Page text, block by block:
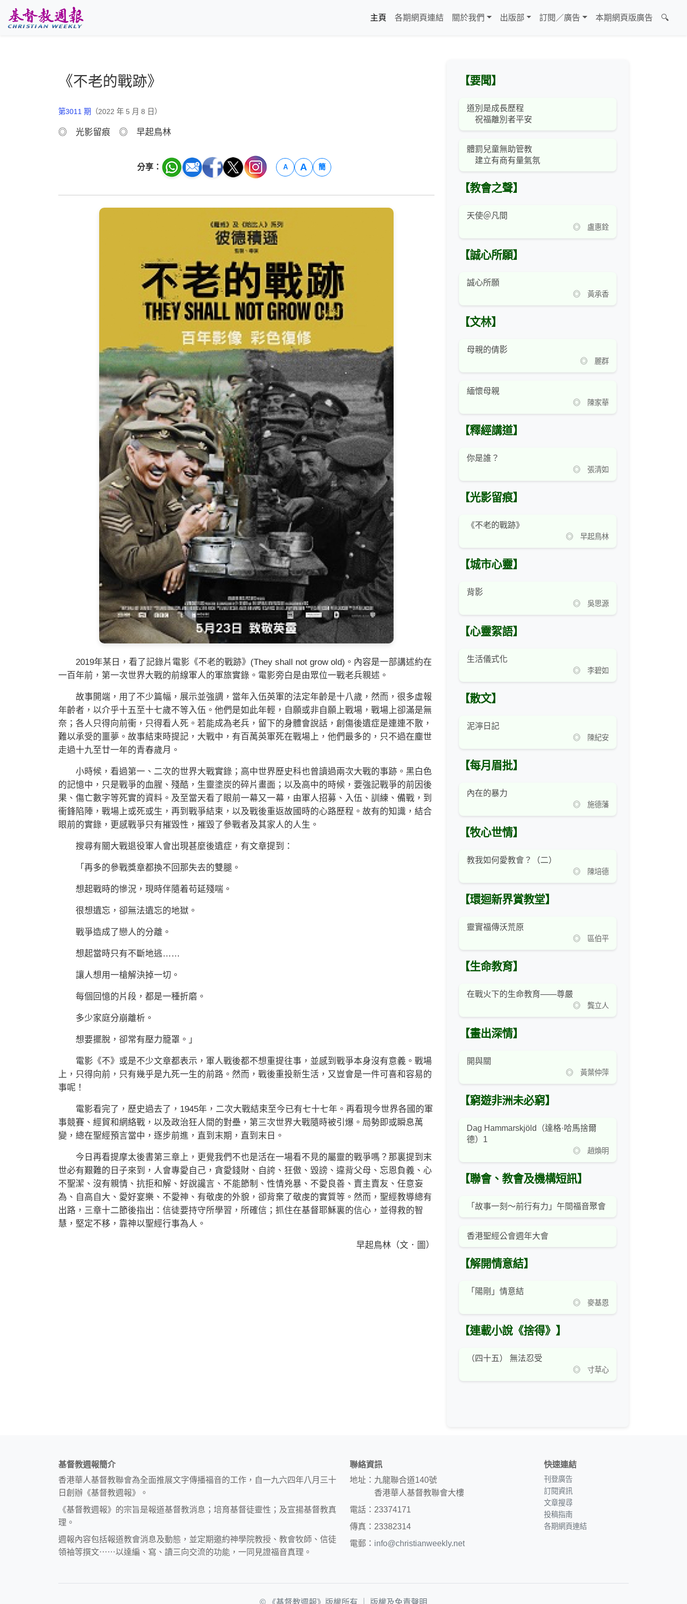
主頁
各期網頁連結 關於我們 出版部 訂閱／廣告 本期網頁版廣告 🔍
《不老的戰跡》
第3011 期 （2022 年 5 月 8 日）
◎ 光影留痕 ◎ 早起鳥林
分享： A A 簡
2019年某日，看了記錄片電影《不老的戰跡》(They shall not grow old)。內容是一部講述約在
一百年前，第一次世界大戰的前線軍人的軍旅實錄。電影旁白是由眾位一戰老兵親述。
故事開端，用了不少篇幅，展示並強調，當年入伍英軍的法定年齡是十八歲，然而，很多虛報
年齡者，以介乎十五至十七歲不等入伍。他們是如此年輕，自願或非自願上戰場，戰場上卻滿是無
奈；各人只得向前衝，只得看人死。若能成為老兵，留下的身體會說話，創傷後遺症是連連不散，
難以承受的噩夢。故事結束時提記，大戰中，有百萬英軍死在戰場上，他們最多的，只不過在塵世
走過十九至廿一年的青春歲月。
小時候，看過第一、二次的世界大戰實錄；高中世界歷史科也曾讀過兩次大戰的事跡。黑白色
的記憶中，只是戰爭的血腥、殘酷，生靈塗炭的碎片畫面；以及高中的時候，要強記戰爭的前因後
果、傷亡數字等死實的資料。及至當天看了眼前一幕又一幕，由軍人招募、入伍、訓練、備戰，到
衝鋒陷陣，戰場上或死或生，再到戰爭結束，以及戰後重返故國時的心路歷程。故有的知識，結合
眼前的實錄，更感戰爭只有摧毀性，摧毀了參戰者及其家人的人生。
搜尋有關大戰退役軍人會出現甚麼後遺症，有文章提到：
「再多的參戰獎章都換不回那失去的雙腿。
想起戰時的慘況，現時伴隨着苟延殘喘。
很想遺忘，卻無法遺忘的地獄。
戰爭造成了戀人的分離。
想起當時只有不斷地逃……
讓人想用一槍解決掉一切。
每個回憶的片段，都是一種折磨。
多少家庭分崩離析。
想要擺脫，卻常有壓力籠罩。」
電影《不》或是不少文章都表示，軍人戰後都不想重提往事，並感到戰爭本身沒有意義。戰場
上，只得向前，只有幾乎是九死一生的前路。然而，戰後重投新生活，又豈會是一件可喜和容易的
事呢！
電影看完了，歷史過去了，1945年，二次大戰結束至今已有七十七年。再看現今世界各國的軍
事競賽、經貿和網絡戰，以及政治狂人間的對壘，第三次世界大戰隨時被引爆。局勢即或瞬息萬
變，總在聖經預言當中，逐步前進，直到末期，直到末日。
今日再看提摩太後書第三章上，更覺我們不也是活在一場看不見的屬靈的戰爭嗎？那裏提到末
世必有艱難的日子來到，人會專愛自己，貪愛錢財、自誇、狂傲、毀謗、違背父母、忘恩負義、心
不聖潔、沒有親情、抗拒和解、好說讒言、不能節制、性情兇暴、不愛良善、賣主賣友、任意妄
為、自高自大、愛好宴樂、不愛神、有敬虔的外貌，卻背棄了敬虔的實質等。然而，聖經教導總有
出路，三章十二節後指出：信徒要持守所學習，所確信；抓住在基督耶穌裏的信心，並得救的智
慧，堅定不移，靠神以聖經行事為人。
早起鳥林（文．圖）
【要聞】
道別是成長歷程
祝福離別者平安
體罰兒童無助管教
建立有商有量氣氛
【教會之聲】
天使＠凡間
◎ 盧惠銓
【誠心所願】
誠心所願
◎ 黃承香
【文林】
母親的倩影
◎ 麗群
緬懷母親
◎ 陳家華
【釋經講道】
你是誰？
◎ 張清如
【光影留痕】
《不老的戰跡》
◎ 早起鳥林
【城市心靈】
背影
◎ 吳思源
【心靈絮語】
生活儀式化
◎ 李碧如
【散文】
泥濘日記
◎ 陳紀安
【每月眉批】
內在的暴力
◎ 施德藩
【牧心世情】
教我如何愛教會？（二）
◎ 陳培德
【環迴新界賞教堂】
靈實福傳沃荒原
◎ 區伯平
【生命教育】
在戰火下的生命教育——尊嚴
◎ 龔立人
【畫出深情】
開與關
◎ 黃葉仲萍
【窮遊非洲未必窮】
Dag Hammarskjöld（達格·哈馬捨爾
德）1
◎ 趙煥明
【聯會、教會及機構短訊】
「故事一刻～前行有力」午間福音聚會
香港聖經公會週年大會
【解開情意結】
「陽剛」情意結
◎ 麥基恩
【連載小說《捨得》】
（四十五） 無法忍受
◎ 寸草心
基督教週報簡介
香港華人基督教聯會為全面推展文字傳播福音的工作，自一九六四年八月三十
日創辦《基督教週報》。
《基督教週報》的宗旨是報道基督教消息；培育基督徒靈性；及宣揚基督教真
理。
週報內容包括報道教會消息及動態，並定期邀約神學院教授、教會牧師、信徒
領袖等撰文⋯⋯以達編、寫、讀三向交流的功能，一同見證福音真理。
聯絡資訊
地址：九龍聯合道140號
香港華人基督教聯會大樓
電話：23374171
傳真：23382314
電郵： info@christianweekly.net
快速連結
刊登廣告
訂閱資訊
文章搜尋
投稿指南
各期網頁連結